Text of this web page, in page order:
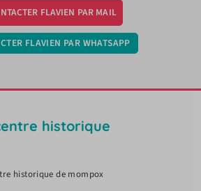
FLAVIEN PAR MAIL
FLAVIEN PAR WHATSAPP
historique
historique de mompox